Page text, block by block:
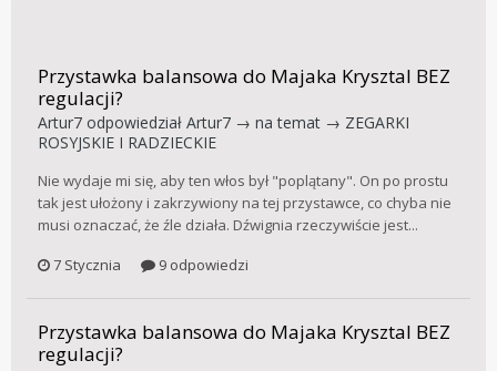
Przystawka balansowa do Majaka Krysztal BEZ
regulacji?
Artur7 odpowiedział Artur7 → na temat → ZEGARKI
ROSYJSKIE I RADZIECKIE
Nie wydaje mi się, aby ten włos był "poplątany". On po prostu
tak jest ułożony i zakrzywiony na tej przystawce, co chyba nie
musi oznaczać, że źle działa. Dźwignia rzeczywiście jest...
7 Stycznia
9 odpowiedzi
Przystawka balansowa do Majaka Krysztal BEZ
regulacji?